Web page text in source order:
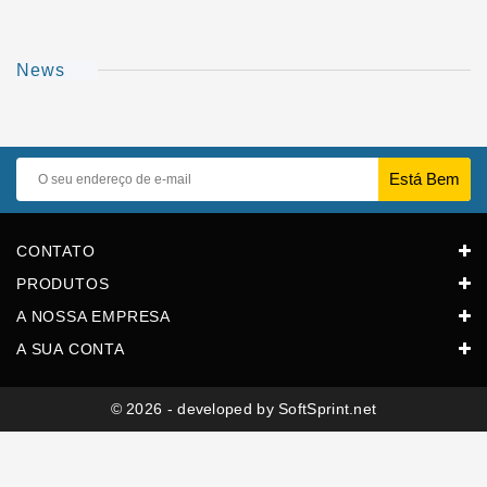
De
Horeca
News
CONTATO
PRODUTOS
A NOSSA EMPRESA
A SUA CONTA
© 2026 - developed by SoftSprint.net